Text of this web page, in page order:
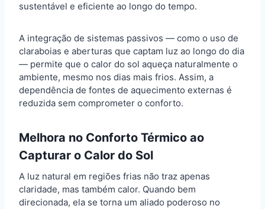
sustentável e eficiente ao longo do tempo.
A integração de sistemas passivos — como o uso de
claraboias e aberturas que captam luz ao longo do dia
— permite que o calor do sol aqueça naturalmente o
ambiente, mesmo nos dias mais frios. Assim, a
dependência de fontes de aquecimento externas é
reduzida sem comprometer o conforto.
Melhora no Conforto Térmico ao
Capturar o Calor do Sol
A luz natural em regiões frias não traz apenas
claridade, mas também calor. Quando bem
direcionada, ela se torna um aliado poderoso no